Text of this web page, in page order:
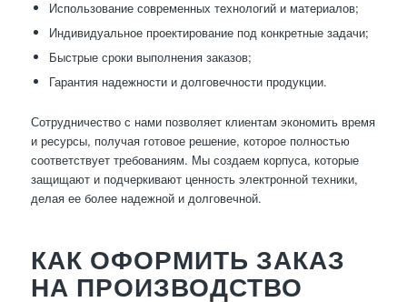
Использование современных технологий и материалов;
Индивидуальное проектирование под конкретные задачи;
Быстрые сроки выполнения заказов;
Гарантия надежности и долговечности продукции.
Сотрудничество с нами позволяет клиентам экономить время
и ресурсы, получая готовое решение, которое полностью
соответствует требованиям. Мы создаем корпуса, которые
защищают и подчеркивают ценность электронной техники,
делая ее более надежной и долговечной.
КАК ОФОРМИТЬ ЗАКАЗ
НА ПРОИЗВОДСТВО